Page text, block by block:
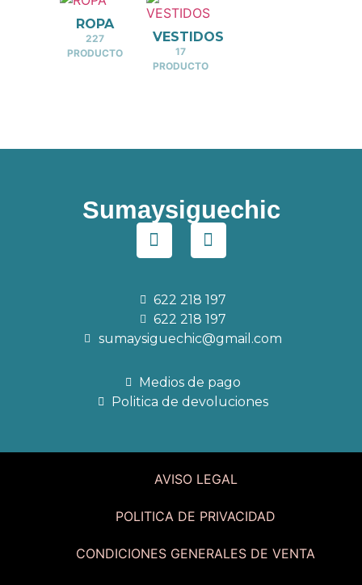
ROPA
227
PRODUCTO
VESTIDOS
17
PRODUCTO
Sumaysiguechic
622 218 197
622 218 197
sumaysiguechic@gmail.com
Medios de pago
Politica de devoluciones
AVISO LEGAL
POLITICA DE PRIVACIDAD
CONDICIONES GENERALES DE VENTA